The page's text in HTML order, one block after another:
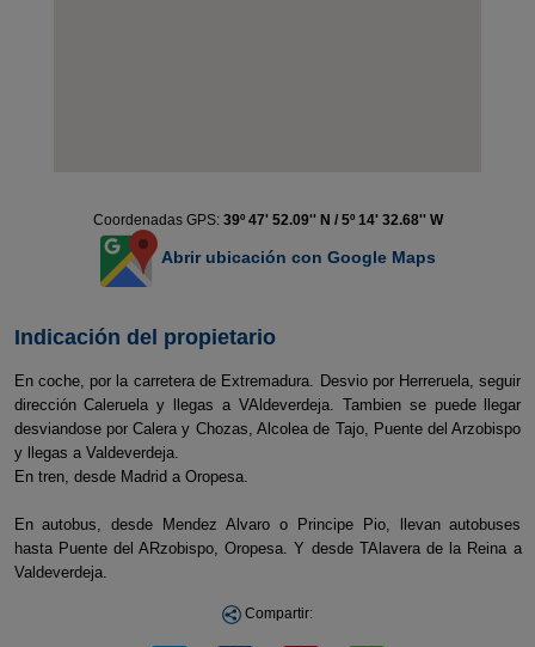
Coordenadas GPS: 39º 47' 52.09'' N / 5º 14' 32.68'' W
Abrir ubicación con Google Maps
Indicación del propietario
En coche, por la carretera de Extremadura. Desvio por Herreruela, seguir
dirección Caleruela y llegas a VAldeverdeja. Tambien se puede llegar
desviandose por Calera y Chozas, Alcolea de Tajo, Puente del Arzobispo
y llegas a Valdeverdeja.
En tren, desde Madrid a Oropesa.
En autobus, desde Mendez Alvaro o Principe Pio, llevan autobuses
hasta Puente del ARzobispo, Oropesa. Y desde TAlavera de la Reina a
Valdeverdeja.
Compartir: